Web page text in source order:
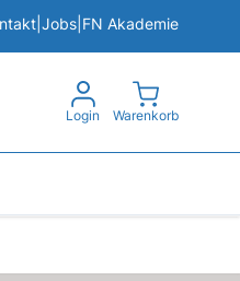
Jobs FN Akademie
Login
View cart,
Warenkorb